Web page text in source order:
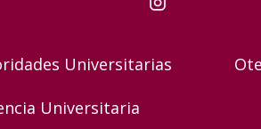
Universitarias
Universitaria